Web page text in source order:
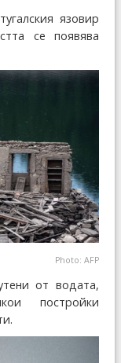
язовир
се появява
Photo: AFP
от водата,
постройки